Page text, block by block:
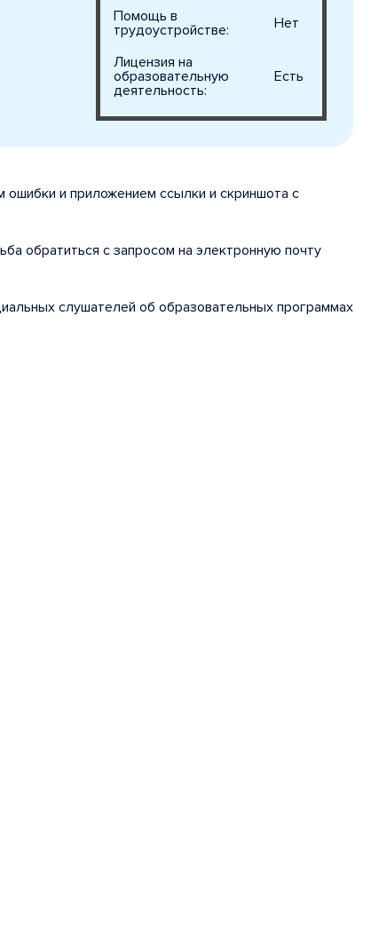
Помощь в
трудоустройстве:
Нет
Лицензия на
образовательную
деятельность:
Есть
ошибки и приложением ссылки и скриншота с
обратиться с запросом на электронную почту
слушателей об образовательных программах